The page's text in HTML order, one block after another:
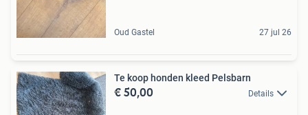
Oud Gastel 27 jul 26
Te koop honden kleed Pelsbarn
€ 50,00 Details